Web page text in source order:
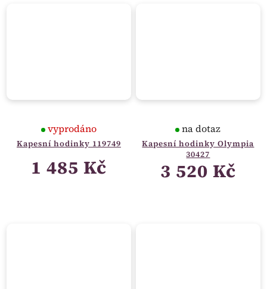
Kapesní hodinky 119749
vyprodáno
1 485 Kč
Kapesní hodinky Olympia
30427
na dotaz
3 520 Kč